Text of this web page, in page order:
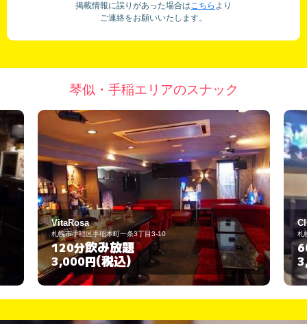
掲載情報に誤りがあった場合はこちら より
ご連絡をお願いいたします。
琴似・手稲エリアのスナック
手稲区手稲本町一条3丁目3-10
飲み放題
(税込)
Club DURAS
札幌市西区琴似一条3丁
60分飲み放題
3,000円 (税